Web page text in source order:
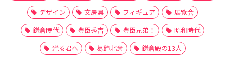
デザイン
文房具 フィギュア
展覧会
鎌倉時代
豊臣秀吉 豊臣兄弟！
昭和時代
光る君へ
葛飾北斎 鎌倉殿の13人